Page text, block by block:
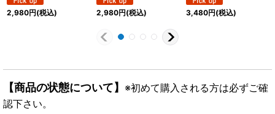
2,980円(税込)
{-}《-》
2,980円(税込)
【サプライ】{-}《-》
3,480円(税込)
【商品の状態について】 ※初めて購入される方は必ずご確
認下さい。